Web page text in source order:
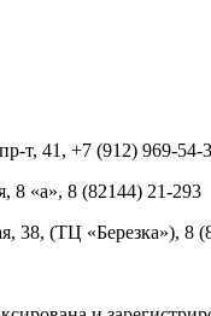
т, 41, +7 (912) 969-54-
8 «а», 8 (82144) 21-293
38, (ТЦ «Березка»), 8